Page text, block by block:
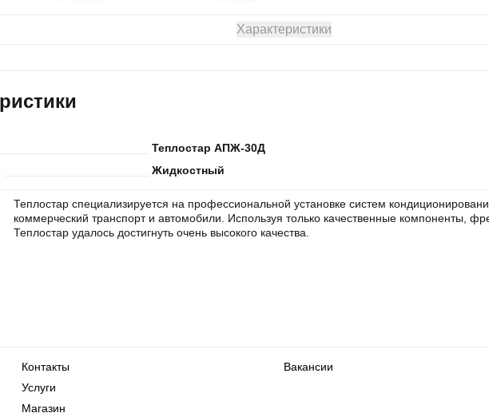
Характеристики
Теплостар АПЖ-30Д
Жидкостный
Теплостар специализируется на профессиональной установке систем
коммерческий транспорт и автомобили. Используя только качественные компоненты,
Теплостар удалось достигнуть очень высокого качества.
Контакты
Услуги
Магазин
Вакансии